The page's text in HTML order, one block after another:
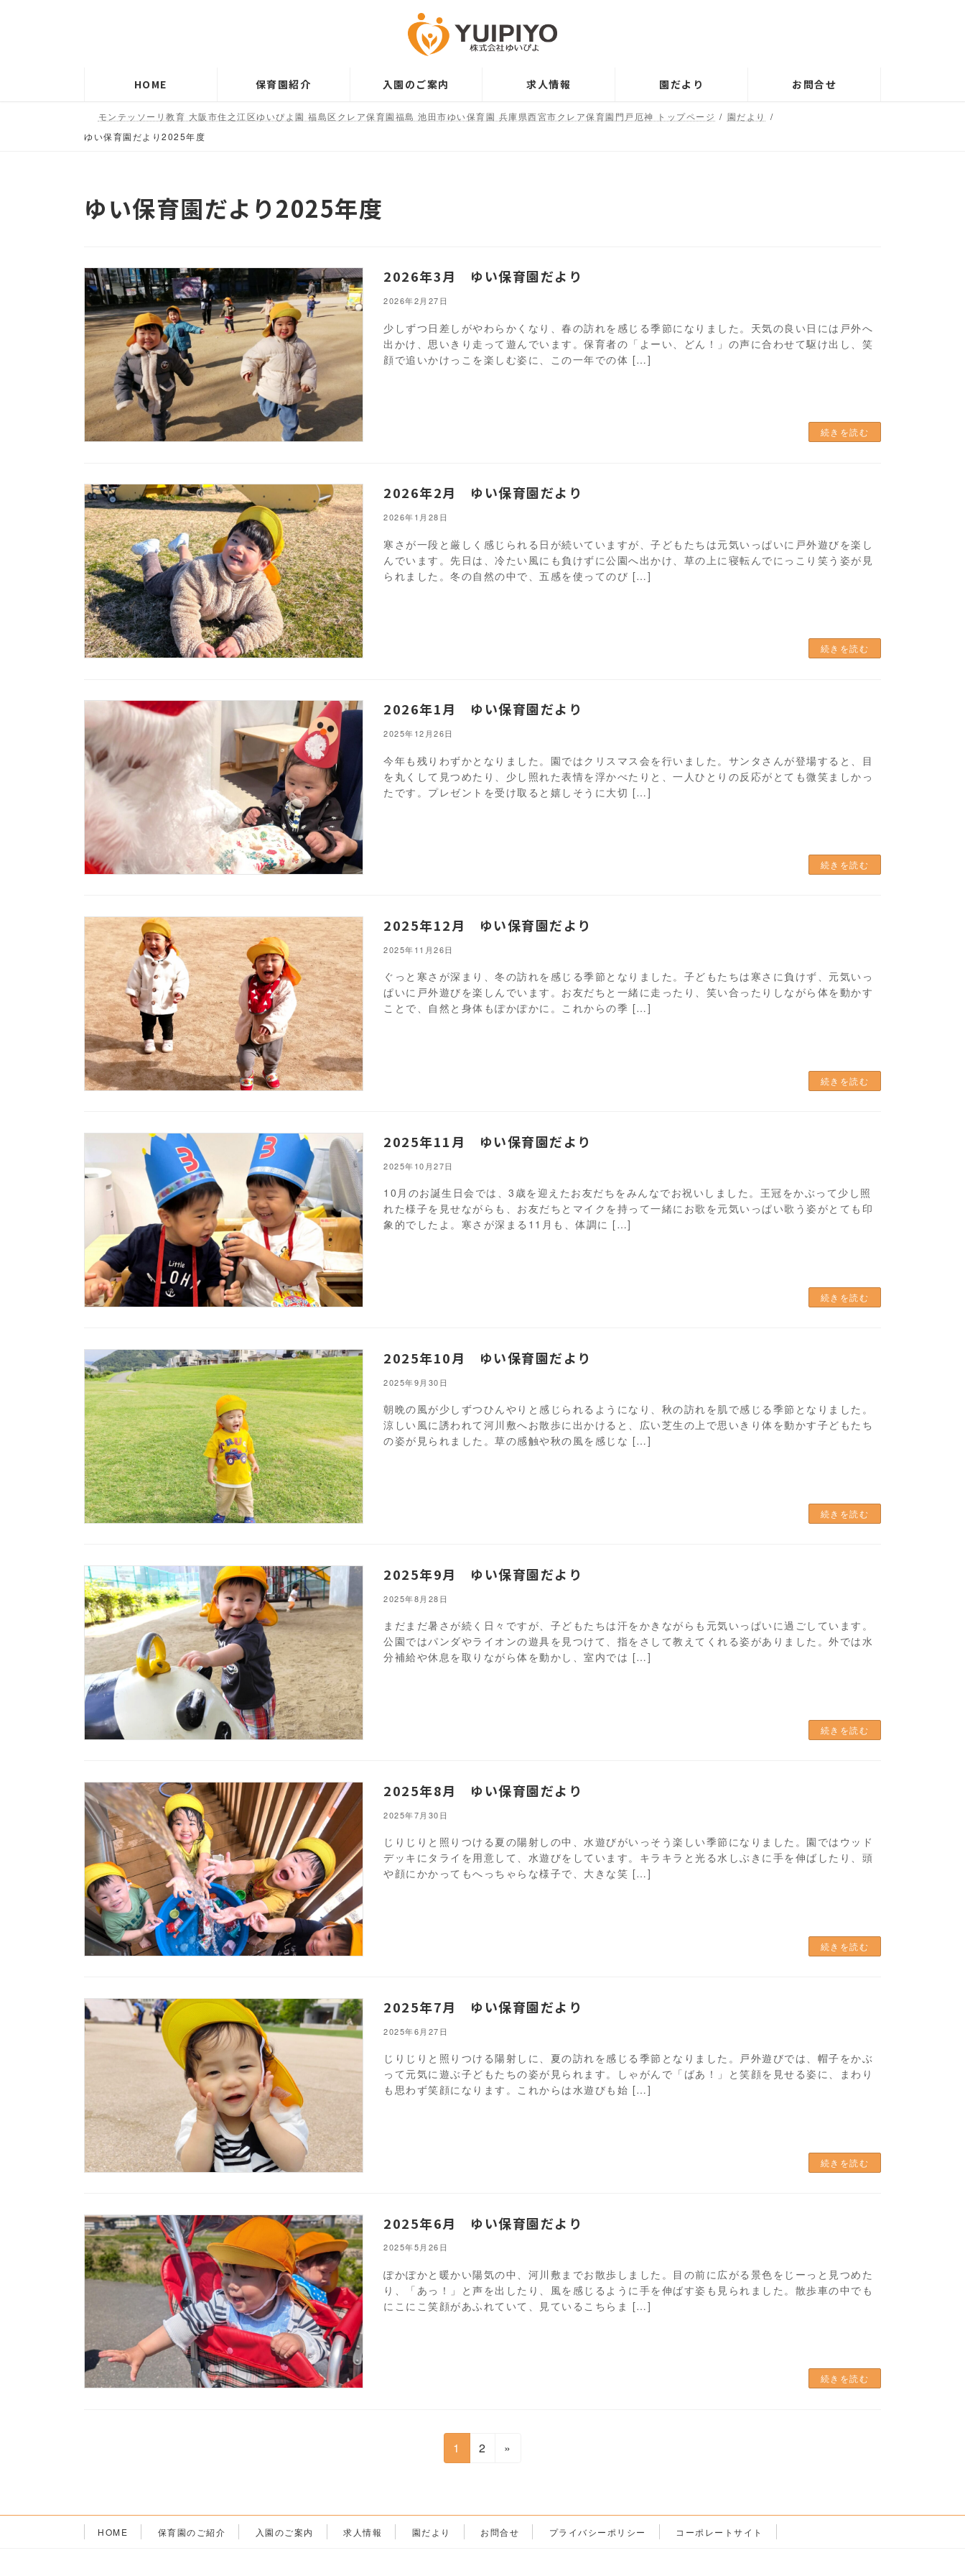
HOME 保育園紹介 入園のご案内 求人情報 園だより お問合せ
モンテッソーリ教育 大阪市住之江区ゆいぴよ園 福島区クレア保育園福島 池田市ゆい保育園 兵庫県西宮市クレア保育園門戸厄神 トップページ
園だより
ゆい保育園だより2025年度
ゆい保育園だより2025年度
2026年3月 ゆい保育園だより
2026年2月27日
少しずつ日差しがやわらかくなり、春の訪れを感じる季節になりました。天気の良い日には戸外へ
出かけ、思いきり走って遊んでいます。保育者の「よーい、どん！」の声に合わせて駆け出し、笑
顔で追いかけっこを楽しむ姿に、この一年での体 […]
続きを読む
2026年2月 ゆい保育園だより
2026年1月28日
寒さが一段と厳しく感じられる日が続いていますが、子どもたちは元気いっぱいに戸外遊びを楽し
んでいます。先日は、冷たい風にも負けずに公園へ出かけ、草の上に寝転んでにっこり笑う姿が見
られました。冬の自然の中で、五感を使ってのび […]
続きを読む
2026年1月 ゆい保育園だより
2025年12月26日
今年も残りわずかとなりました。園ではクリスマス会を行いました。サンタさんが登場すると、目
を丸くして見つめたり、少し照れた表情を浮かべたりと、一人ひとりの反応がとても微笑ましかっ
たです。プレゼントを受け取ると嬉しそうに大切 […]
続きを読む
2025年12月 ゆい保育園だより
2025年11月26日
ぐっと寒さが深まり、冬の訪れを感じる季節となりました。子どもたちは寒さに負けず、元気いっ
ぱいに戸外遊びを楽しんでいます。お友だちと一緒に走ったり、笑い合ったりしながら体を動かす
ことで、自然と身体もぽかぽかに。これからの季 […]
続きを読む
2025年11月 ゆい保育園だより
2025年10月27日
10月のお誕生日会では、3歳を迎えたお友だちをみんなでお祝いしました。王冠をかぶって少し照
れた様子を見せながらも、お友だちとマイクを持って一緒にお歌を元気いっぱい歌う姿がとても印
象的でしたよ。寒さが深まる11月も、体調に […]
続きを読む
2025年10月 ゆい保育園だより
2025年9月30日
朝晩の風が少しずつひんやりと感じられるようになり、秋の訪れを肌で感じる季節となりました。
涼しい風に誘われて河川敷へお散歩に出かけると、広い芝生の上で思いきり体を動かす子どもたち
の姿が見られました。草の感触や秋の風を感じな […]
続きを読む
2025年9月 ゆい保育園だより
2025年8月28日
まだまだ暑さが続く日々ですが、子どもたちは汗をかきながらも元気いっぱいに過ごしています。
公園ではパンダやライオンの遊具を見つけて、指をさして教えてくれる姿がありました。外では水
分補給や休息を取りながら体を動かし、室内では […]
続きを読む
2025年8月 ゆい保育園だより
2025年7月30日
じりじりと照りつける夏の陽射しの中、水遊びがいっそう楽しい季節になりました。園ではウッド
デッキにタライを用意して、水遊びをしています。キラキラと光る水しぶきに手を伸ばしたり、頭
や顔にかかってもへっちゃらな様子で、大きな笑 […]
続きを読む
2025年7月 ゆい保育園だより
2025年6月27日
じりじりと照りつける陽射しに、夏の訪れを感じる季節となりました。戸外遊びでは、帽子をかぶ
って元気に遊ぶ子どもたちの姿が見られます。しゃがんで「ばあ！」と笑顔を見せる姿に、まわり
も思わず笑顔になります。これからは水遊びも始 […]
続きを読む
2025年6月 ゆい保育園だより
2025年5月26日
ぽかぽかと暖かい陽気の中、河川敷までお散歩しました。目の前に広がる景色をじーっと見つめた
り、「あっ！」と声を出したり、風を感じるように手を伸ばす姿も見られました。散歩車の中でも
にこにこ笑顔があふれていて、見ているこちらま […]
続きを読む
ペ
ー
固
定
ジ
1
固
ジ
2 »
HOME 保育園のご紹介 入園のご案内 求人情報 園だより お問合せ プライバシーポリシー コーポレートサイト